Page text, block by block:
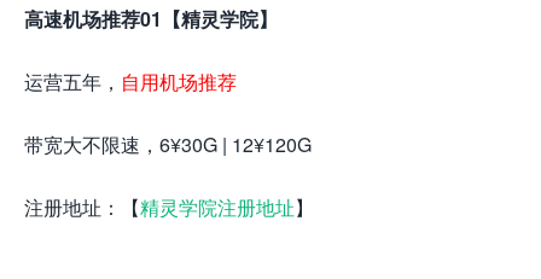
高速机场推荐01【精灵学院】
运营五年， 自用机场推荐
带宽大不限速，6¥30G | 12¥120G
注册地址：【精灵学院注册地址】